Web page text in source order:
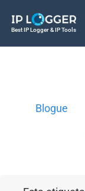
Best IP Logger & IP Tools
Blogue